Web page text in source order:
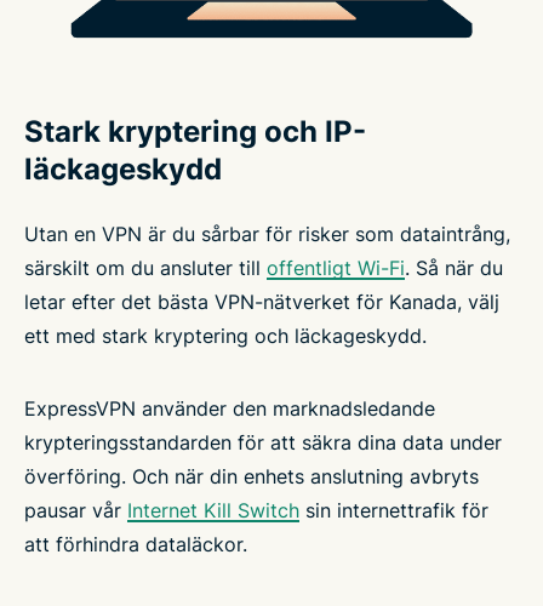
Stark kryptering och IP-
läckageskydd
Utan en VPN är du sårbar för risker som dataintrång,
särskilt om du ansluter till offentligt Wi-Fi. Så när du
letar efter det bästa VPN-nätverket för Kanada, välj
ett med stark kryptering och läckageskydd.
ExpressVPN använder den marknadsledande
krypteringsstandarden för att säkra dina data under
överföring. Och när din enhets anslutning avbryts
pausar vår Internet Kill Switch sin internettrafik för
att förhindra dataläckor.